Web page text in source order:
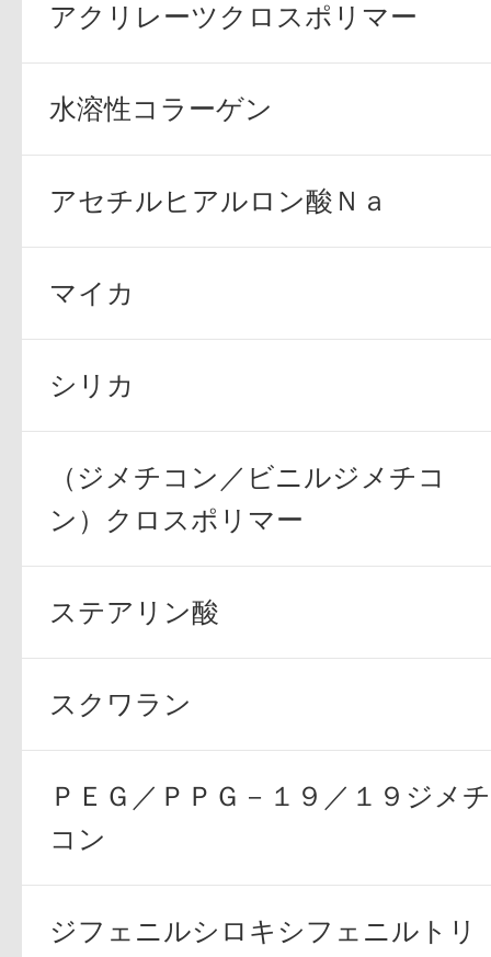
ボディケア
メイクアップ
健康食品／サプ
ファッション
アクリレーツクロスポリマー
水溶性コラーゲン
アセチルヒアルロン酸Ｎａ
マイカ
シリカ
（ジメチコン／ビニルジメチコ
ン）クロスポリマー
ステアリン酸
スクワラン
ＰＥＧ／ＰＰＧ－１９／１９ジメチ
コン
ジフェニルシロキシフェニルトリ